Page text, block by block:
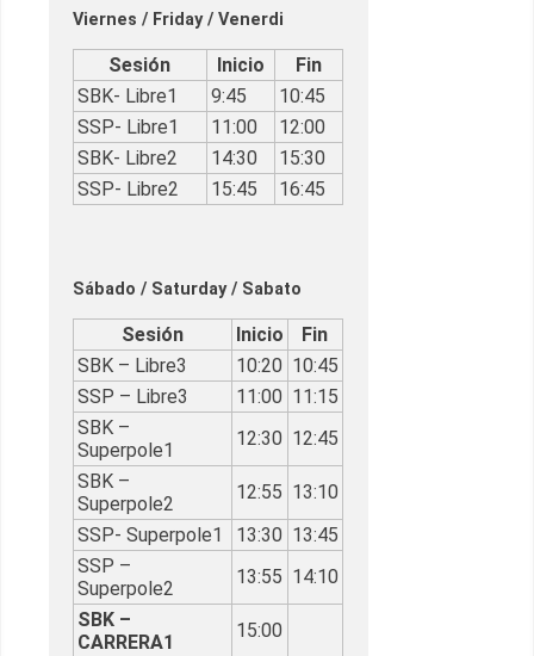
Viernes / Friday / Venerdi
Sesión Inicio
Fin
SBK- Libre1
9:45
10:45
SSP- Libre1
11:00
12:00
SBK- Libre2
14:30
15:30
SSP- Libre2
15:45 16:45
Sábado / Saturday / Sabato
Sesión Inicio
Fin
SBK – Libre3
10:20 10:45
SSP – Libre3
11:00 11:15
SBK –
Superpole1
12:30 12:45
SBK –
Superpole2
12:55 13:10
SSP- Superpole1
13:30 13:45
SSP –
Superpole2
13:55 14:10
SBK –
CARRERA1
15:00